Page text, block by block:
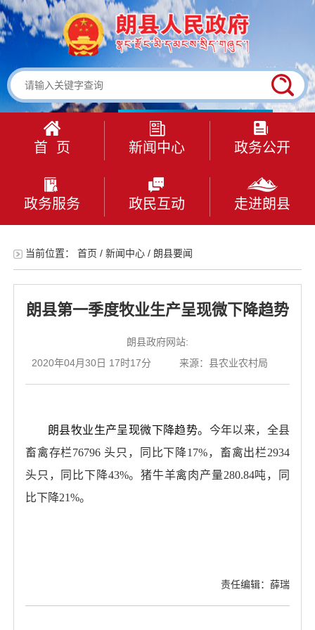
首 页 新闻中心 政务公开
政务服务 政民互动 走进朗县
当前位置： 首页 / 新闻中心/ 朗县要闻
朗县第一季度牧业生产呈现微下降趋势
朗县政府网站:
2020年04月30日 17时17分
来源：县农业农村局
朗县牧业生产呈现微下降趋势。 今年以来，全县
畜禽存栏76796 头只，同比下降17%，畜禽出栏2934
头只，同比下降43%。猪牛羊禽肉产量280.84吨，同
比下降21%。
责任编辑：薛瑞